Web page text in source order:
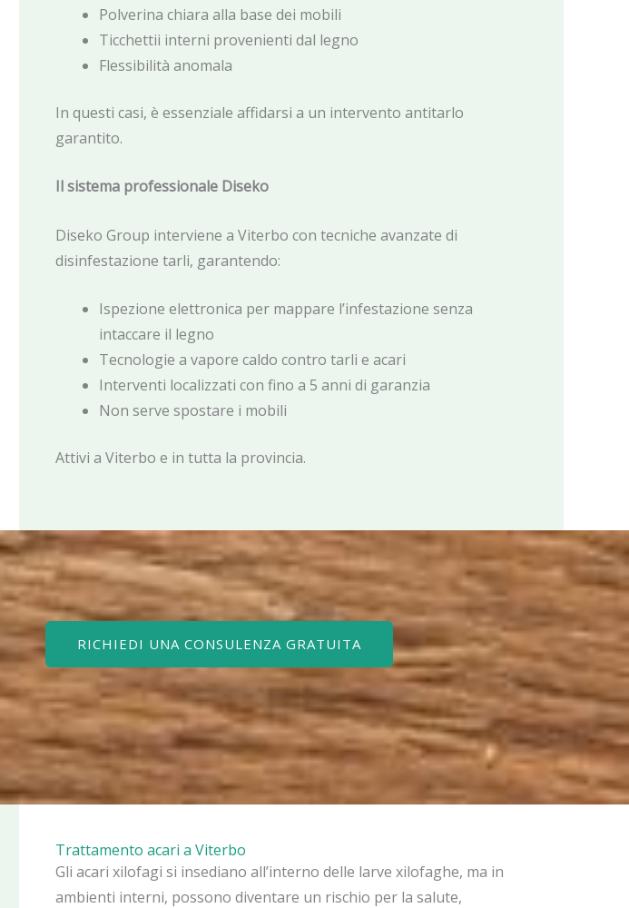
Polverina chiara alla base dei mobili
Ticchettii interni provenienti dal legno
Flessibilità anomala
In questi casi, è essenziale affidarsi a un intervento antitarlo
garantito.
Il sistema professionale Diseko
Diseko Group interviene a Viterbo con tecniche avanzate di
disinfestazione tarli, garantendo:
Ispezione elettronica per mappare l’infestazione senza
intaccare il legno
Tecnologie a vapore caldo contro tarli e acari
Interventi localizzati con fino a 5 anni di garanzia
Non serve spostare i mobili
Attivi a Viterbo e in tutta la provincia.
RICHIEDI UNA CONSULENZA GRATUITA
Trattamento acari a Viterbo
Gli acari xilofagi si insediano all’interno delle larve xilofaghe, ma in
ambienti interni, possono diventare un rischio per la salute,